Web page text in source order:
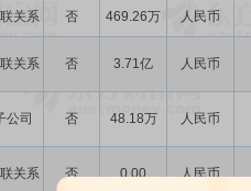
关系 否 469.26万 人民币
关系 否 3.71亿 人民币
公司 否 48.18万 人民币
关系 否 0.00 人民币